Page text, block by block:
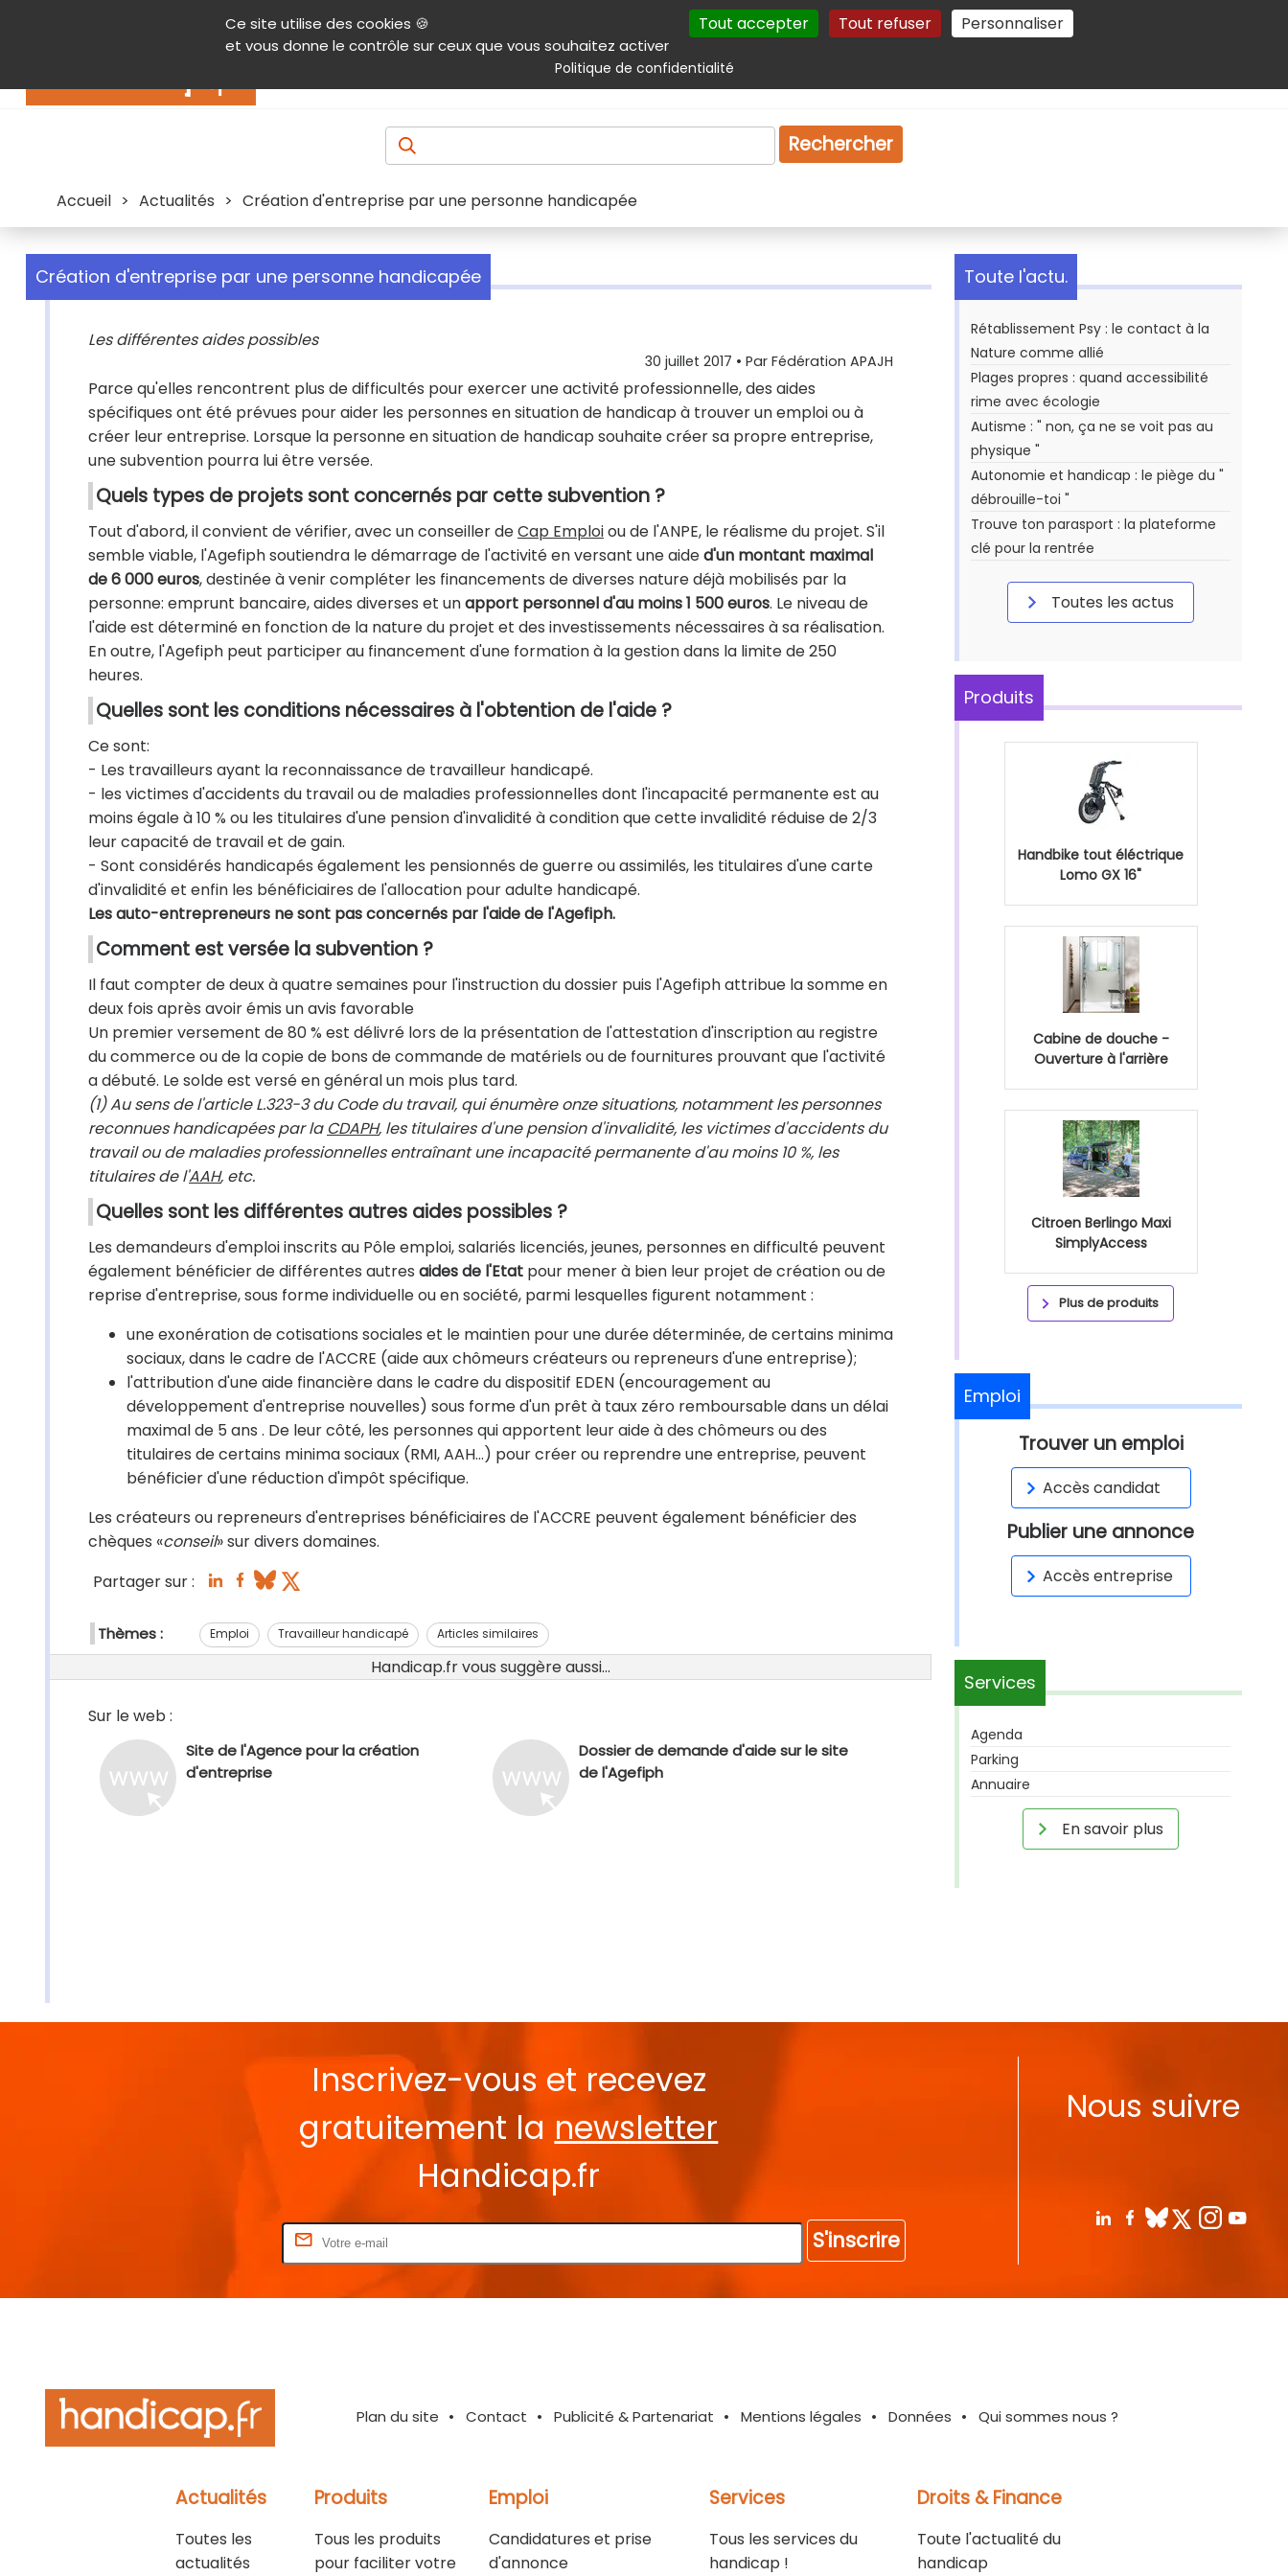
Ce site utilise des cookies 🍪
et vous donne le contrôle sur ceux que vous souhaitez activer
Tout accepter Tout refuser Personnaliser
Politique de confidentialité
Contenu Aide et accessibilité Menu principal Autres services Plan du site Gestion des cookies
Produits & services Emploi Droit
Rechercher
Accueil > Actualités > Création d'entreprise par une personne handicapée
Création d'entreprise par une personne handicapée
Les différentes aides possibles
30 juillet 2017 • Par Fédération APAJH
Parce qu'elles rencontrent plus de difficultés pour exercer une activité professionnelle, des aides
spécifiques ont été prévues pour aider les personnes en situation de handicap à trouver un emploi ou à
créer leur entreprise. Lorsque la personne en situation de handicap souhaite créer sa propre entreprise,
une subvention pourra lui être versée.
Quels types de projets sont concernés par cette subvention ?
Tout d'abord, il convient de vérifier, avec un conseiller deCap Emploiou de l'ANPE, le réalisme du projet. S'il
semble viable, l'Agefiph soutiendra le démarrage de l'activité en versant une aided'un montant maximal
de 6 000 euros, destinée à venir compléter les financements de diverses nature déjà mobilisés par la
personne: emprunt bancaire, aides diverses et unapport personnel d'au moins 1 500 euros. Le niveau de
l'aide est déterminé en fonction de la nature du projet et des investissements nécessaires à sa réalisation.
En outre, l'Agefiph peut participer au financement d'une formation à la gestion dans la limite de 250
heures.
Quelles sont les conditions nécessaires à l'obtention de l'aide ?
Ce sont:
- Les travailleurs ayant la reconnaissance de travailleur handicapé.
- les victimes d'accidents du travail ou de maladies professionnelles dont l'incapacité permanente est au
moins égale à 10 % ou les titulaires d'une pension d'invalidité à condition que cette invalidité réduise de 2/3
leur capacité de travail et de gain.
- Sont considérés handicapés également les pensionnés de guerre ou assimilés, les titulaires d'une carte
d'invalidité et enfin les bénéficiaires de l'allocation pour adulte handicapé.
Les auto-entrepreneurs ne sont pas concernés par l'aide de l'Agefiph.
Comment est versée la subvention ?
Il faut compter de deux à quatre semaines pour l'instruction du dossier puis l'Agefiph attribue la somme en
deux fois après avoir émis un avis favorable
Un premier versement de 80 % est délivré lors de la présentation de l'attestation d'inscription au registre
du commerce ou de la copie de bons de commande de matériels ou de fournitures prouvant que l'activité
a débuté. Le solde est versé en général un mois plus tard.
(1) Au sens de l'article L.323-3 du Code du travail, qui énumère onze situations, notamment les personnes
reconnues handicapées par la CDAPH, les titulaires d'une pension d'invalidité, les victimes d'accidents du
travail ou de maladies professionnelles entraînant une incapacité permanente d'au moins 10 %, les
titulaires de l'AAH, etc.
Quelles sont les différentes autres aides possibles ?
Les demandeurs d'emploi inscrits au Pôle emploi, salariés licenciés, jeunes, personnes en difficulté peuvent
également bénéficier de différentes autres aides de l'Etat pour mener à bien leur projet de création ou de
reprise d'entreprise, sous forme individuelle ou en société, parmi lesquelles figurent notamment :
une exonération de cotisations sociales et le maintien pour une durée déterminée, de certains minima
sociaux, dans le cadre de l'ACCRE (aide aux chômeurs créateurs ou repreneurs d'une entreprise);
l'attribution d'une aide financière dans le cadre du dispositif EDEN (encouragement au
développement d'entreprise nouvelles) sous forme d'un prêt à taux zéro remboursable dans un délai
maximal de 5 ans . De leur côté, les personnes qui apportent leur aide à des chômeurs ou des
titulaires de certains minima sociaux (RMI, AAH...) pour créer ou reprendre une entreprise, peuvent
bénéficier d'une réduction d'impôt spécifique.
Les créateurs ou repreneurs d'entreprises bénéficiaires de l'ACCRE peuvent également bénéficier des
chèques «conseil» sur divers domaines.
Partager sur :
Thèmes : Emploi Travailleur handicapé Articles similaires
Handicap.fr vous suggère aussi...
Sur le web :
Site de l'Agence pour la création
d'entreprise
Dossier de demande d'aide sur le site
de l'Agefiph
Toute l'actu.
Rétablissement Psy : le contact à la
Nature comme allié
Plages propres : quand accessibilité
rime avec écologie
Autisme : " non, ça ne se voit pas au
physique "
Autonomie et handicap : le piège du "
débrouille-toi "
Trouve ton parasport : la plateforme
clé pour la rentrée
Toutes les actus
Produits
Handbike tout éléctrique
Lomo GX 16"
Cabine de douche -
Ouverture à l'arrière
Citroen Berlingo Maxi
SimplyAccess
Plus de produits
Emploi
Trouver un emploi
Accès candidat
Publier une annonce
Accès entreprise
Services
Agenda
Parking
Annuaire
En savoir plus
Inscrivez-vous et recevez
gratuitement la newsletter
Handicap.fr
S'inscrire
Nous suivre
Plan du site Contact Publicité & Partenariat Mentions légales Données Qui sommes nous ?
Actualités
Toutes les
actualités
Produits
Tous les produits
pour faciliter votre
Emploi
Candidatures et prise
d'annonce
Services
Tous les services du
handicap !
Droits & Finance
Toute l'actualité du
handicap